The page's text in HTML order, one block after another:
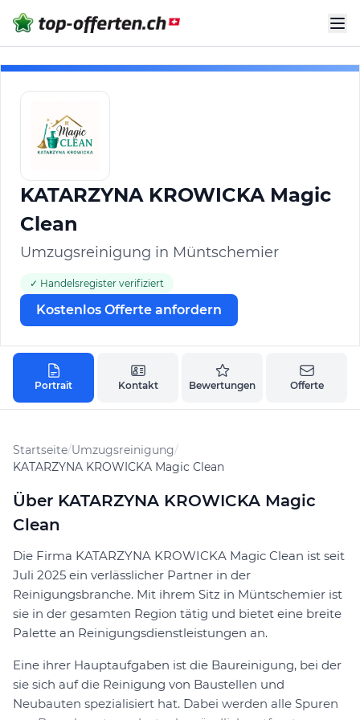
KATARZYNA KROWICKA Magic
Clean
Umzugsreinigung in Müntschemier
✓ Handelsregister verifiziert
Kostenlos Offerte anfordern
Portrait Kontakt Bewertungen Offerte
Startseite/Umzugsreinigung/
KATARZYNA KROWICKA Magic Clean
Über KATARZYNA KROWICKA Magic
Clean
Die Firma KATARZYNA KROWICKA Magic Clean ist seit
Juli 2025 ein verlässlicher Partner in der
Reinigungsbranche. Mit ihrem Sitz in Müntschemier ist
sie in der gesamten Region tätig und bietet eine breite
Palette an Reinigungsdienstleistungen an.
Eine ihrer Hauptaufgaben ist die Baureinigung, bei der
sie sich auf die Reinigung von Baustellen und
Neubauten spezialisiert hat. Dabei werden alle Spuren